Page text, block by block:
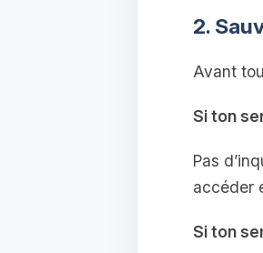
2.
Avant
Si ton
Pas
accéder
Si ton